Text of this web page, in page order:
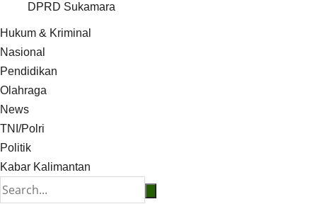
DPRD Sukamara
Hukum & Kriminal
Nasional
Pendidikan
Olahraga
News
TNI/Polri
Politik
Kabar Kalimantan